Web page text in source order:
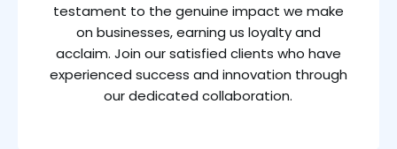
testament to the genuine impact we make
on businesses, earning us loyalty and
acclaim. Join our satisfied clients who have
experienced success and innovation through
our dedicated collaboration.